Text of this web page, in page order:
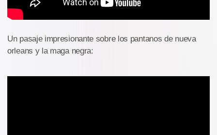
Un pasaje impresionante sobre los pantanos de nueva
orleans y la maga negra: